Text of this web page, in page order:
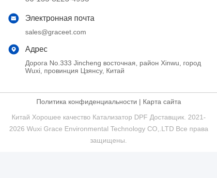
Электронная почта
sales@graceet.com
Адрес
Дорога No.333 Jincheng восточная, район Xinwu, город
Wuxi, провинция Цзянсу, Китай
Политика конфиденциальности | Карта сайта
Китай Хорошее качество Катализатор DPF Доставщик. 2021-
2026 Wuxi Grace Environmental Technology CO,.LTD Все права
защищены.